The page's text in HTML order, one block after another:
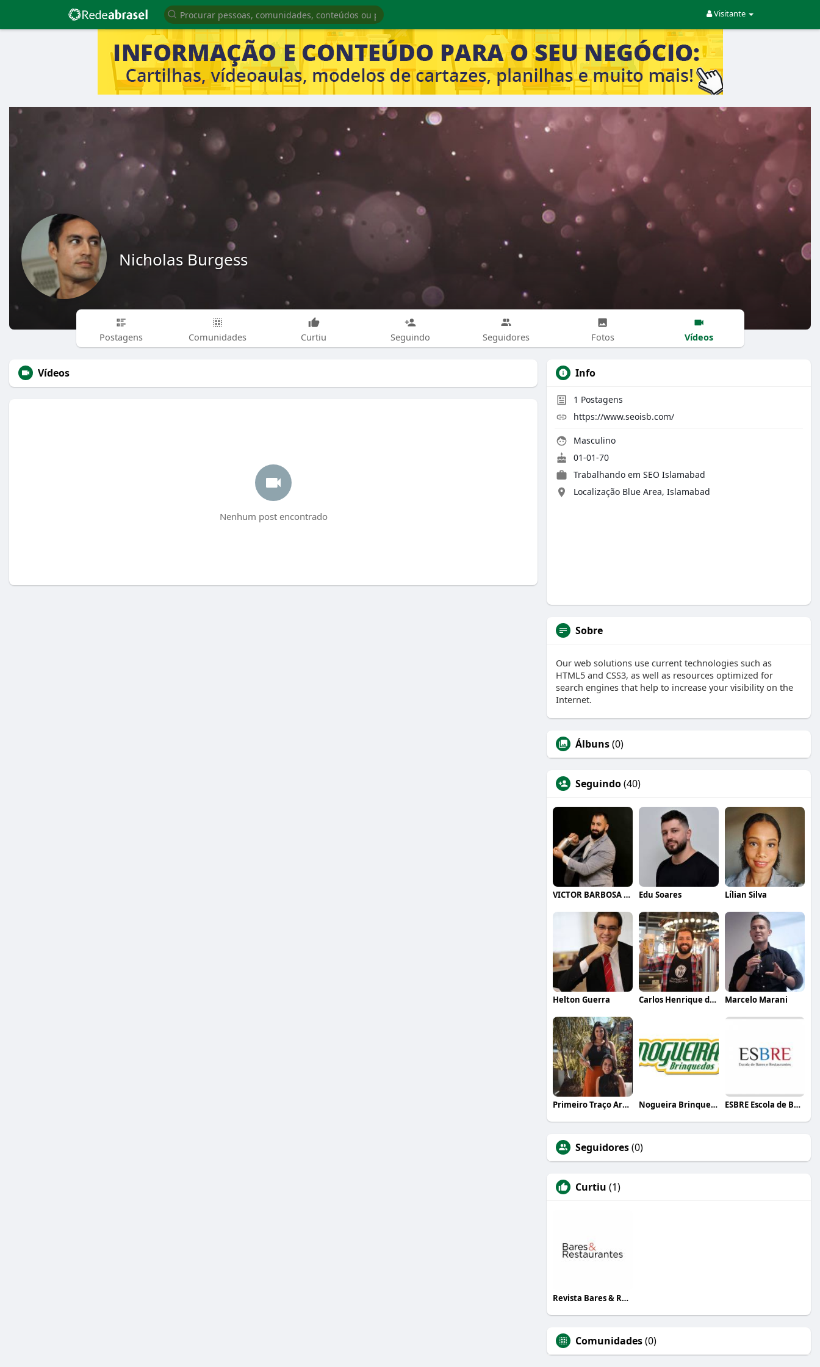
Visitante
Nicholas Burgess
Postagens Comunidades Curtiu Seguindo Seguidores Fotos Vídeos
Vídeos
Nenhum post encontrado
Info
1 Postagens
https://www.seoisb.com/
Masculino
01-01-70
Trabalhando em SEO Islamabad
Localização Blue Area, Islamabad
Sobre
Our web solutions use current technologies such as
HTML5 and CSS3, as well as resources optimized for
search engines that help to increase your visibility on the
Internet.
Álbuns(0)
Seguindo(40)
VICTOR BARBOSA QUARANTA Edu Soares Lílian Silva
Helton Guerra Carlos Henrique de Faria Vasconcelos Marcelo Marani
Primeiro Traço Arquitetura Nogueira Brinquedos ESBRE Escola de Bares e Restaurantes
Seguidores(0)
Curtiu (1)
Revista Bares & Restaurantes
Comunidades(0)